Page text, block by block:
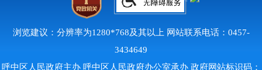
浏览建议：分辨率为1280*768及其以上 网站联系电话：0457-
3434649
呼中区人民政府主办 呼中区人民政府办公室承办 政府网站标识码：